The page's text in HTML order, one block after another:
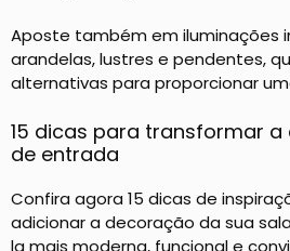
Aposte também em iluminações
arandelas, lustres e pendentes,
alternativas para proporcionar
15 dicas para transformar
de entrada
Confira agora 15 dicas de
adicionar a decoração da sua
la mais moderna, funcional e